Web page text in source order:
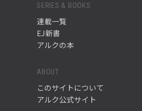
SERIES & BOOKS
連載一覧
EJ新書
アルクの本
ABOUT
このサイトについて
アルク公式サイト